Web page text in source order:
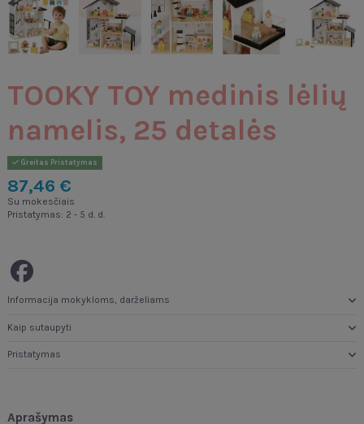
TOOKY TOY medinis lėlių
namelis, 25 detalės
Greitas Pristatymas
87,46 €
Su mokesčiais
Pristatymas: 2 - 5 d. d.
Informacija mokykloms, darželiams
Kaip sutaupyti
Pristatymas
Aprašymas